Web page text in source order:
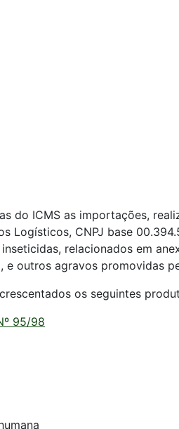
do ICMS as importações,
Logísticos, CNPJ base
relacionados em
e outros agravos promovidas
os seguintes
95/98